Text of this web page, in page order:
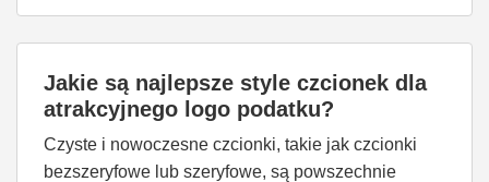
Jakie są najlepsze style czcionek dla
atrakcyjnego logo podatku?
Czyste i nowoczesne czcionki, takie jak czcionki
bezszeryfowe lub szeryfowe, są powszechnie